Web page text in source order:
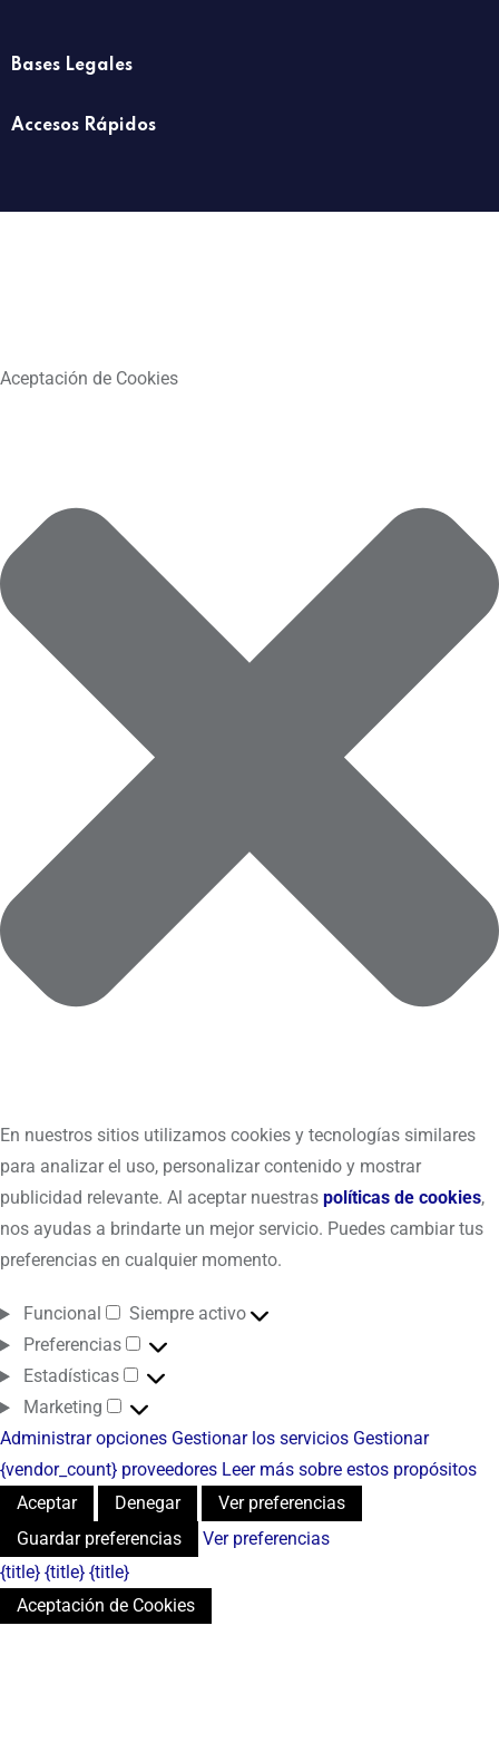
Bases Legales
Accesos Rápidos
Aceptación de Cookies
En nuestros sitios utilizamos cookies y tecnologías similares
para analizar el uso, personalizar contenido y mostrar
publicidad relevante. Al aceptar nuestras políticas de cookies,
nos ayudas a brindarte un mejor servicio. Puedes cambiar tus
preferencias en cualquier momento.
Funcional
Siempre activo
Preferencias
Estadísticas
Marketing
Administrar opciones Gestionar los servicios Gestionar
{vendor_count} proveedores Leer más sobre estos propósitos
Aceptar
Denegar
Ver preferencias
Guardar preferencias
Ver preferencias
{title} {title} {title}
Aceptación de Cookies